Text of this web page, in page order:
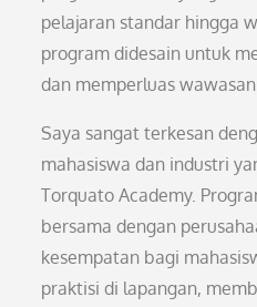
pelajaran standar hingga
program didesain untuk
dan memperluas
Saya sangat terkesan
mahasiswa dan industri
Torquato Academy.
bersama dengan
kesempatan bagi
praktisi di lapangan,